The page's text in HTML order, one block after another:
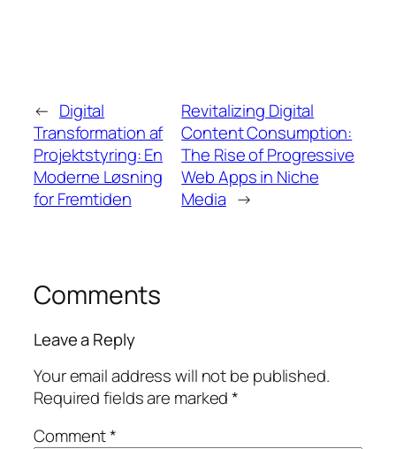
← Digital
Transformation af
Projektstyring: En
Moderne Løsning
for Fremtiden
Revitalizing Digital
Content Consumption:
The Rise of Progressive
Web Apps in Niche
Media →
Comments
Leave a Reply
Your email address will not be published.
Required fields are marked*
Comment*